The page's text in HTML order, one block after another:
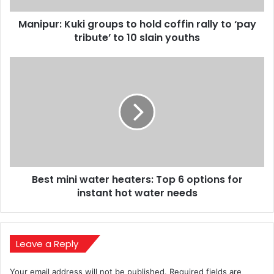
‘pay
tribute’
Manipur: Kuki groups to hold coffin rally to ‘pay
tribute’ to 10 slain youths
instant
Best mini water heaters: Top 6 options for
instant hot water needs
Leave a Reply
Your email address will not be published. Required fields are